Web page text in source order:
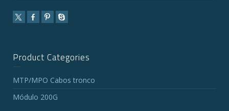
Product Categories
MTP/MPO Cabos tronco
Módulo 200G